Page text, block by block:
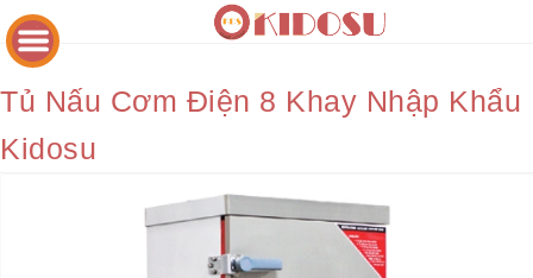
Tủ Nấu Cơm Điện 8 Khay Nhập Khẩu
Kidosu